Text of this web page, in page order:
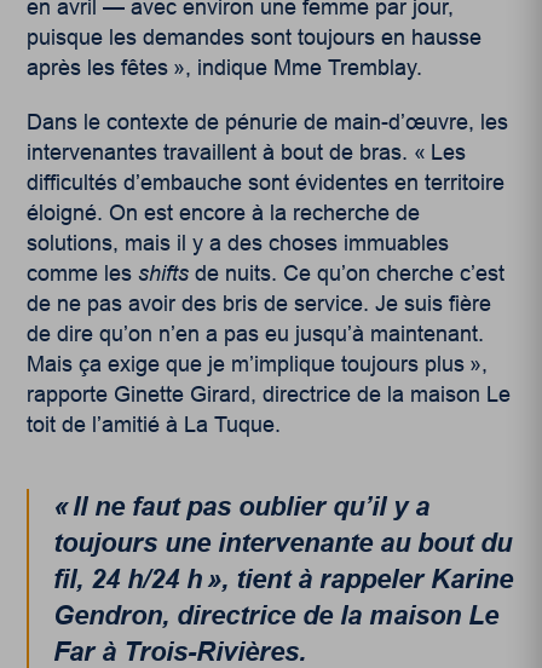
en avril — avec environ une femme par jour,
puisque les demandes sont toujours en hausse
après les fêtes », indique Mme Tremblay.
Dans le contexte de pénurie de main-d’œuvre, les
intervenantes travaillent à bout de bras. « Les
difficultés d’embauche sont évidentes en territoire
éloigné. On est encore à la recherche de
solutions, mais il y a des choses immuables
comme lesshifts de nuits. Ce qu’on cherche c’est
de ne pas avoir des bris de service. Je suis fière
de dire qu’on n’en a pas eu jusqu’à maintenant.
Mais ça exige que je m’implique toujours plus »,
rapporte Ginette Girard, directrice de la maison Le
toit de l’amitié à La Tuque.
« Il ne faut pas oublier qu’il y a
toujours une intervenante au bout du
fil, 24 h/24 h », tient à rappeler Karine
Gendron, directrice de la maison Le
Far à Trois-Rivières.